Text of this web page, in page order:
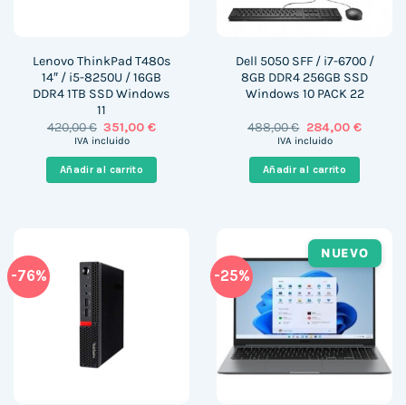
Lenovo ThinkPad T480s
14″ / i5-8250U / 16GB
DDR4 1TB SSD Windows
11
420,00€ El
precio
era:
420,00 €.
351,00€El
es:
351,00 €.
IVA incluido
Añadir al carrito
Dell 5050 SFF / i7-6700 /
8GB DDR4 256GB SSD
Windows 10 PACK 22
488,00€ El
precio
era:
488,00 €.
284,00 €El
IVA incluido
Añadir al carrito
-76% -25%
NUEVO